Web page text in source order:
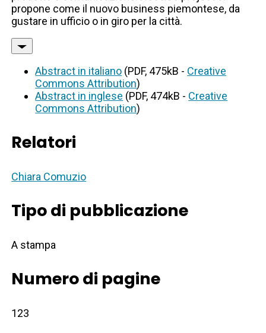
propone come il nuovo business piemontese, da
gustare in ufficio o in giro per la città.
Abstract in italiano (PDF, 475kB - Creative
Commons Attribution)
Abstract in inglese (PDF, 474kB - Creative
Commons Attribution)
Relatori
Chiara Comuzio
Tipo di pubblicazione
A stampa
Numero di pagine
123